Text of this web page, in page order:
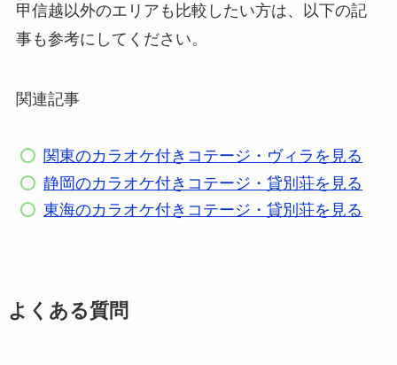
甲信越以外のエリアも比較したい方は、以下の記
事も参考にしてください。
関連記事
関東のカラオケ付きコテージ・ヴィラを見る
静岡のカラオケ付きコテージ・貸別荘を見る
東海のカラオケ付きコテージ・貸別荘を見る
よくある質問